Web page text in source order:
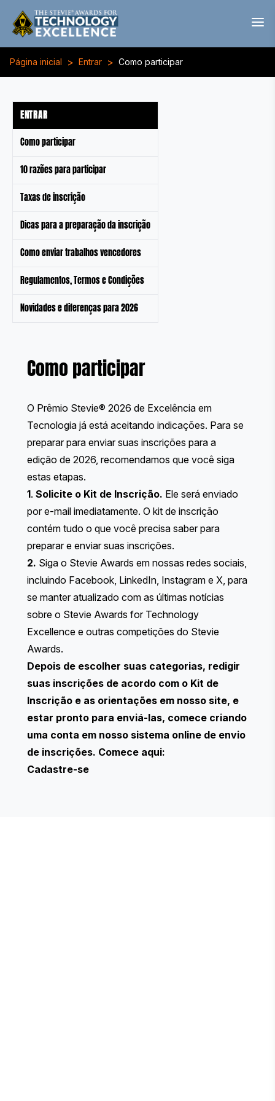
Página inicial > Entrar > Como participar
ENTRAR
Como participar
10 razões para participar
Taxas de inscrição
Dicas para a preparação da inscrição
Como enviar trabalhos vencedores
Regulamentos, Termos e Condições
Novidades e diferenças para 2026
Como participar
O Prêmio Stevie® 2026 de Excelência em
Tecnologia já está aceitando indicações. Para se
preparar para enviar suas inscrições para a
edição de 2026, recomendamos que você siga
estas etapas.
1. Solicite o Kit de Inscrição. Ele será enviado
por e-mail imediatamente. O kit de inscrição
contém tudo o que você precisa saber para
preparar e enviar suas inscrições.
2. Siga o Stevie Awards em nossas redes sociais,
incluindo Facebook, LinkedIn, Instagram e X, para
se manter atualizado com as últimas notícias
sobre o Stevie Awards for Technology
Excellence e outras competições do Stevie
Awards.
Depois de escolher suas categorias, redigir
suas inscrições de acordo com o Kit de
Inscrição e as orientações em nosso site, e
estar pronto para enviá-las, comece criando
uma conta em nosso sistema online de envio
de inscrições. Comece aqui:
Cadastre-se